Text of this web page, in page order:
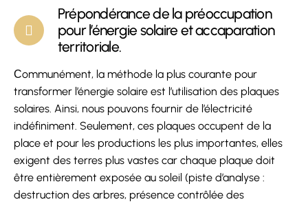
Prépondérance de la préoccupation
pour l’énergie solaire et accaparation
territoriale.
Сommunément, la méthode la plus courante pour
transformer l’énergie solaire est l’utilisation des plaques
solaires. Ainsi, nous pouvons fournir de l’électricité
indéfiniment. Seulement, ces plaques occupent de la
place et pour les productions les plus importantes, elles
exigent des terres plus vastes car chaque plaque doit
être entièrement exposée au soleil (piste d’analyse :
destruction des arbres, présence contrôlée des